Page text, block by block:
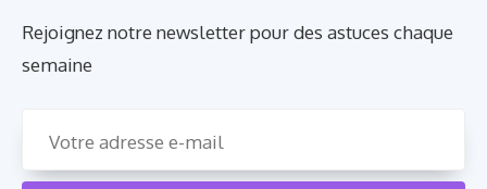
Rejoignez notre newsletter pour des astuces chaque
semaine